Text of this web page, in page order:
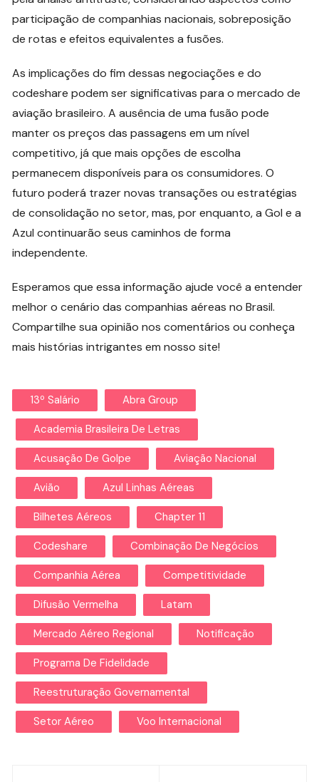
participação de companhias nacionais, sobreposição
de rotas e efeitos equivalentes a fusões.
As implicações do fim dessas negociações e do
codeshare podem ser significativas para o mercado de
aviação brasileiro. A ausência de uma fusão pode
manter os preços das passagens em um nível
competitivo, já que mais opções de escolha
permanecem disponíveis para os consumidores. O
futuro poderá trazer novas transações ou estratégias
de consolidação no setor, mas, por enquanto, a Gol e a
Azul continuarão seus caminhos de forma
independente.
Esperamos que essa informação ajude você a entender
melhor o cenário das companhias aéreas no Brasil.
Compartilhe sua opinião nos comentários ou conheça
mais histórias intrigantes em nosso site!
13º Salário Abra Group
Academia Brasileira De Letras
Acusação De Golpe Aviação Nacional
Avião Azul Linhas Aéreas
Bilhetes Aéreos Chapter 11
Codeshare Combinação De Negócios
Companhia Aérea Competitividade
Difusão Vermelha Latam
Mercado Aéreo Regional Notificação
Programa De Fidelidade
Reestruturação Governamental
Setor Aéreo Voo Internacional